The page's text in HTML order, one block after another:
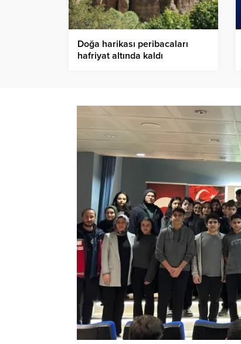
Doğa harikası peribacaları
hafriyat altında kaldı